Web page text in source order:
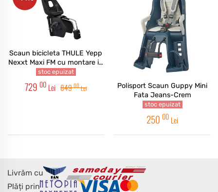
Scaun bicicleta THULE Yepp
Nexxt Maxi FM cu montare in
spate - Obsidian
stoc epuizat
729 00 Lei 84900Lei
Polisport Scaun Guppy Mini
Fata Jeans-Crem
stoc epuizat
250 00 Lei
Livrăm cu
Plăți prin